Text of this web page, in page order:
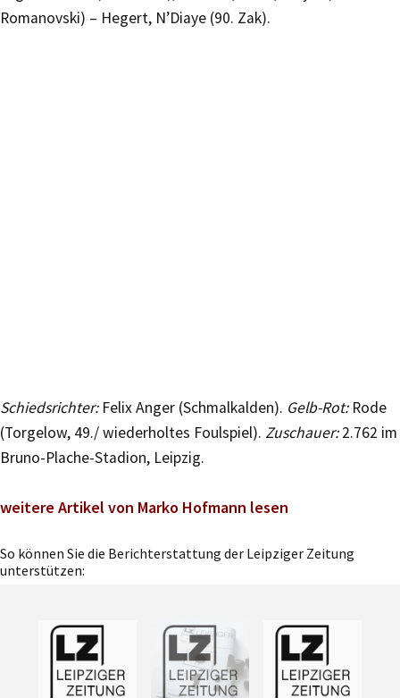
Romanovski) – Hegert, N’Diaye (90. Zak).
Schiedsrichter:Felix Anger (Schmalkalden). Gelb-Rot:Rode
(Torgelow, 49./ wiederholtes Foulspiel). Zuschauer:2.762 im
Bruno-Plache-Stadion, Leipzig.
weitere Artikel von Marko Hofmann lesen
So können Sie die Berichterstattung der Leipziger Zeitung
unterstützen: